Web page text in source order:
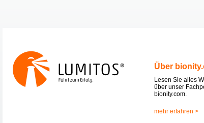
Über
Lesen Sie alles
über unser
bionity.com.
mehr erfahren >